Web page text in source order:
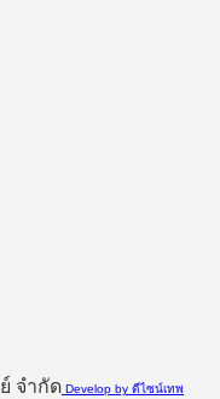
จำกัด Develop by ดีไซน์เทพ